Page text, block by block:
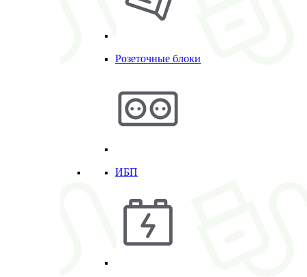
Розеточные блоки
ИБП